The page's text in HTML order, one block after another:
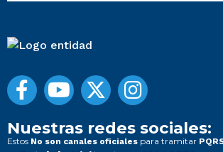
Nuestras redes sociales:
Estos No son canales oficiales para tramitar